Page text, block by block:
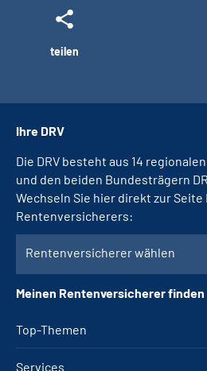
teilen
Top-Themen
Services
Ihre DRV
Die DRV besteht aus 14
und den beiden Bundesträgern
Wechseln Sie hier direkt zur Seite
Rentenversicherers:
Rentenversicherer wählen
Meinen Rentenversicherer finden